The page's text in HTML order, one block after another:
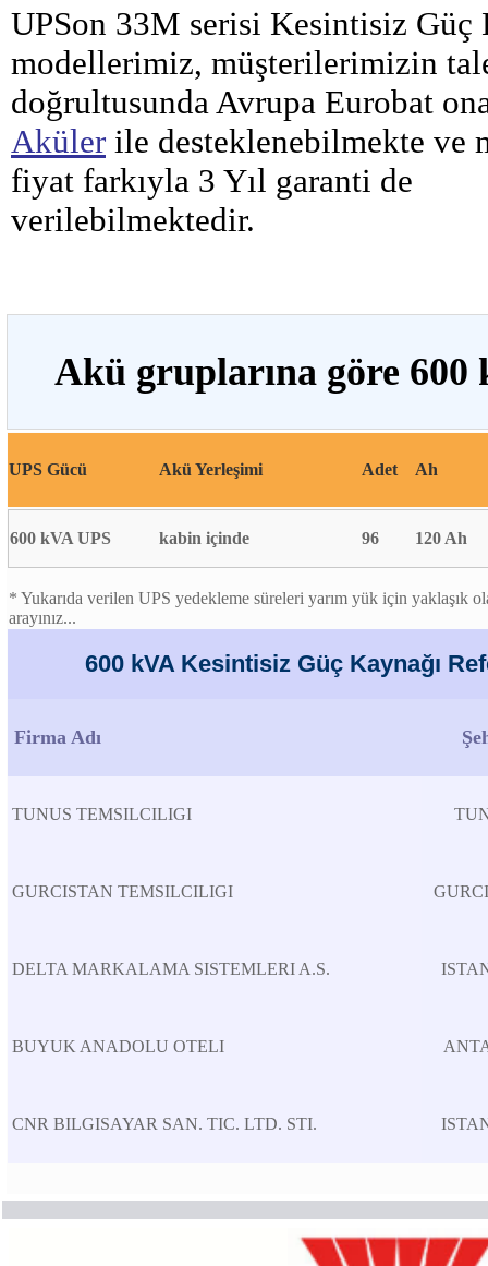
UPSon 33M serisi Kesintisiz Güç
modellerimiz, müşterilerimizin
doğrultusunda Avrupa Eurobat
Aküler ile desteklenebilmekte ve
fiyat farkıyla 3 Yıl garanti de
verilebilmektedir.
Akü gruplarına göre 600
UPS Gücü Akü Yerleşimi Adet Ah
600 kVA UPS kabin içinde 96 120 Ah
* Yukarıda verilen UPS yedekleme süreleri yarım yük için yaklaşık
arayınız...
600 kVA Kesintisiz Güç Kaynağı
Firma Adı
TUNUS TEMSILCILIGI
GURCISTAN TEMSILCILIGI
DELTA MARKALAMA SISTEMLERI A.S.
BUYUK ANADOLU OTELI
CNR BILGISAYAR SAN. TIC. LTD. STI.